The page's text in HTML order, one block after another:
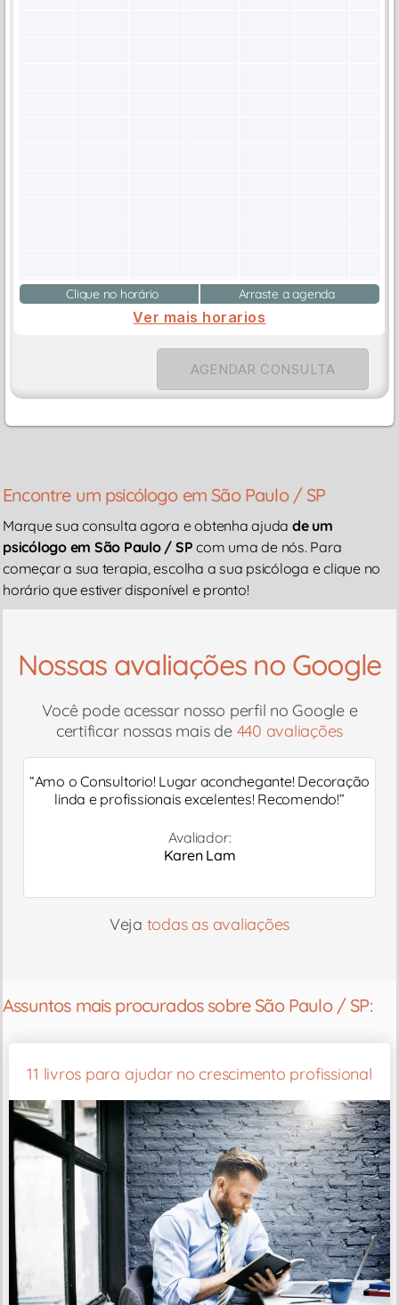
Clique no horário Arraste a agenda
Ver mais horarios
AGENDAR CONSULTA
Encontre um psicólogo em São Paulo / SP
Marque sua consulta agora e obtenha ajuda de um
psicólogo em São Paulo / SP com uma de nós. Para
começar a sua terapia, escolha a sua psicóloga e clique no
horário que estiver disponível e pronto!
Nossas avaliações no Google
Você pode acessar nosso perfil no Google e
certificar nossas mais de 440 avaliações
“Amo o Consultorio! Lugar aconchegante! Decoração
linda e profissionais excelentes! Recomendo!”
Avaliador:
Karen Lam
Veja todas as avaliações
Assuntos mais procurados sobre São Paulo / SP:
11 livros para ajudar no crescimento profissional